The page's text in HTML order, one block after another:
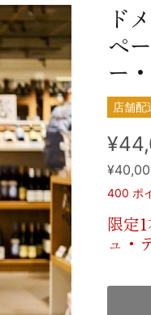
ド
ペ
ー
店舗配
400 ポ
限定
ュ・